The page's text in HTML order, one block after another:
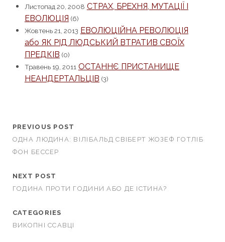
Листопад 20, 2008 СТРАХ, БРЕХНЯ, МУТАЦІЇ І
ЕВОЛЮЦІЯ (6)
Жовтень 21, 2013 ЕВОЛЮЦІЙНА РЕВОЛЮЦІЯ
або ЯК РІД ЛЮДСЬКИЙ ВТРАТИВ СВОЇХ
ПРЕДКІВ (0)
Травень 19, 2011 ОСТАННЄ ПРИСТАНИЩЕ
НЕАНДЕРТАЛЬЦІВ (3)
PREVIOUS POST
ОДНА ЛЮДИНА: ВІЛІБАЛЬД СВІБЕРТ ЖОЗЕФ ГОТЛІБ
ФОН БЕССЕР
NEXT POST
ГОДИНА ПРОТИ ГОДИНИ АБО ДЕ ІСТИНА?
CATEGORIES
ВИКОПНІ ССАВЦІ